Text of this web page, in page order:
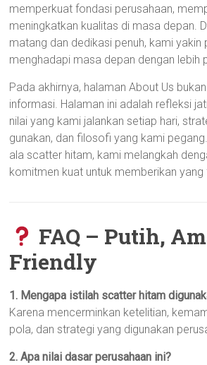
memperkuat fondasi perusahaan,
meningkatkan kualitas di masa depan.
matang dan dedikasi penuh, kami yakin
menghadapi masa depan dengan lebih
Pada akhirnya, halaman About Us
informasi. Halaman ini adalah refleksi
nilai yang kami jalankan setiap hari,
gunakan, dan filosofi yang kami
ala scatter hitam, kami melangkah
komitmen kuat untuk memberikan yang
FAQ – Putih,
Friendly
1. Mengapa istilah scatter hitam
Karena mencerminkan ketelitian,
pola, dan strategi yang digunakan
2. Apa nilai dasar perusahaan ini?